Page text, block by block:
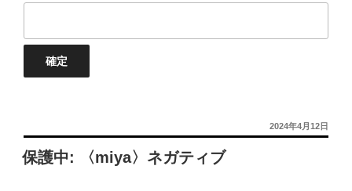
投
稿
2024年4月12日
保護中: 〈miya〉ネガティブ